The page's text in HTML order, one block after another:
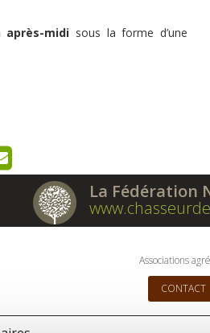
après-midi sous la forme d’une
La Fédération
Associations
CONTACT